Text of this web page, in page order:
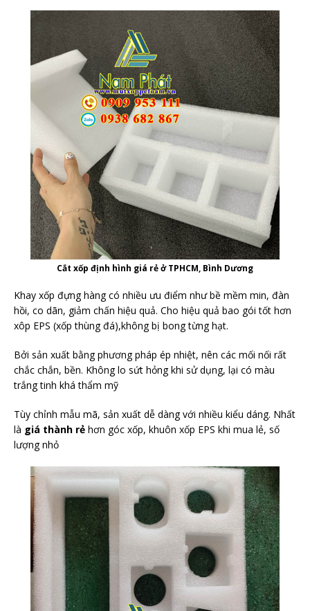
Cắt xốp định hình giá rẻ ở TPHCM, Bình Dương
Khay xốp đựng hàng có nhiều ưu điểm như bề mềm min, đàn
hồi, co dãn, giảm chấn hiệu quả. Cho hiệu quả bao gói tốt hơn
xôp EPS (xốp thùng đá),không bị bong từng hạt.
Bởi sản xuất bằng phương pháp ép nhiệt, nên các mối nối rất
chắc chắn, bền. Không lo sứt hỏng khi sử dụng, lại có màu
trắng tinh khá thẩm mỹ
Tùy chỉnh mẫu mã, sản xuất dễ dàng với nhiều kiểu dáng. Nhất
là giá thành rẻ hơn góc xốp, khuôn xốp EPS khi mua lẻ, số
lượng nhỏ